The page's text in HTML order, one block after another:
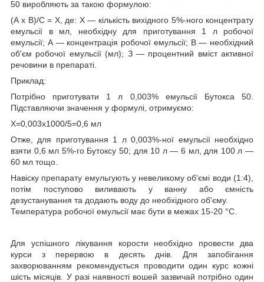
50 виробляють за такою формулою:
(А х В)/С = Х, де: X — кількість вихідного 5%-ного концентрату
емульсії в мл, необхідну для приготування 1 л робочої
емульсії; А — концентрація робочої емульсії; В — необхідний
об'єм робочої емульсії (мл); З — процентний вміст активної
речовини в препараті.
Приклад:
Потрібно приготувати 1 л 0,003% емульсії Бутокса 50.
Підставляючи значення у формулі, отримуємо:
Х=0,003х1000/5=0,6 мл
Отже, для приготування 1 л 0,003%-ної емульсії необхідно
взяти 0,6 мл 5%-го Бутоксу 50; для 10 л — 6 мл, для 100 л —
60 мл тощо.
Навіску препарату емульгують у невеликому об'ємі води (1:4),
потім поступово виливають у ванну або ємність
дезустанування та додають воду до необхідного об'єму.
Температура робочої емульсії має бути в межах 15-20 °C.
Для успішного лікування корости необхідно провести два
курси з перервою в десять днів. Для запобігання
захворюванням рекомендується проводити один курс кожні
шість місяців. У разі наявності вошей зазвичай потрібно один